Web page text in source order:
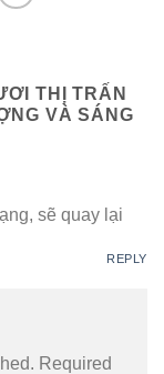
THỊ TRẤN
VÀ SÁNG
sẽ quay lại
REPLY
Required